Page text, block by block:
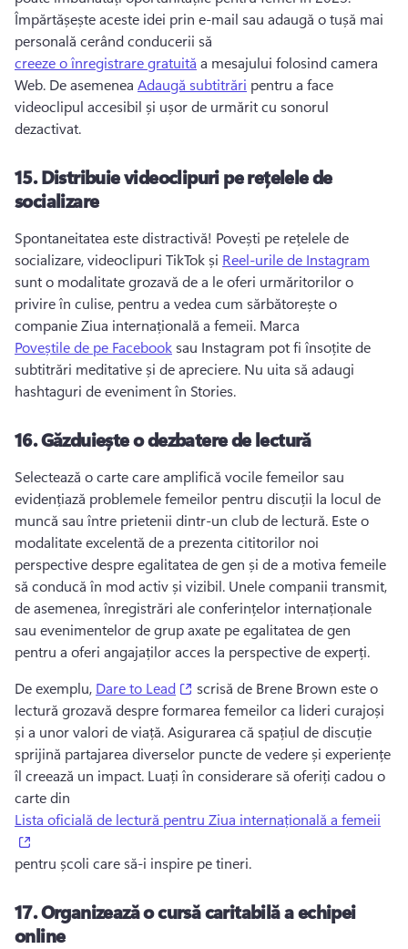
Împărtășește aceste idei prin e-mail sau adaugă o tușă mai
personală cerând conducerii să
creeze o înregistrare gratuită a mesajului folosind camera
Web. De asemenea Adaugă subtitrări pentru a face
videoclipul accesibil și ușor de urmărit cu sonorul
dezactivat.
15.Distribuie videoclipuri pe rețelele de
socializare
Spontaneitatea este distractivă! Povești pe rețelele de
socializare, videoclipuri TikTok și Reel-urile de Instagram
sunt o modalitate grozavă de a le oferi urmăritorilor o
privire în culise, pentru a vedea cum sărbătorește o
companie Ziua internațională a femeii. Marca
Poveștile de pe Facebook sau Instagram pot fi însoțite de
subtitrări meditative și de apreciere. Nu uita să adaugi
hashtaguri de eveniment în Stories.
16.Găzduiește o dezbatere de lectură
Selectează o carte care amplifică vocile femeilor sau
evidențiază problemele femeilor pentru discuții la locul de
muncă sau între prietenii dintr-un club de lectură. Este o
modalitate excelentă de a prezenta cititorilor noi
perspective despre egalitatea de gen și de a motiva femeile
să conducă în mod activ și vizibil. Unele companii transmit,
de asemenea, înregistrări ale conferințelor internaționale
sau evenimentelor de grup axate pe egalitatea de gen
pentru a oferi angajaților acces la perspective de experți.
De exemplu, Dare to Lead (opens in a new tab)
scrisă de Brene Brown este o
lectură grozavă despre formarea femeilor ca lideri curajoși
și a unor valori de viață. Asigurarea că spațiul de discuție
sprijină partajarea diverselor puncte de vedere și experiențe
îl creează un impact. Luați în considerare să oferiți cadou o
carte din
Lista oficială de lectură pentru Ziua internațională a femeii
pentru școli care să-i inspire pe tineri.
17.Organizează o cursă caritabilă a echipei
online